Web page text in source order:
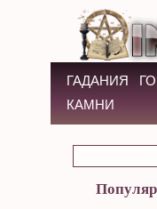
ГАДАНИЯ
КАМНИ